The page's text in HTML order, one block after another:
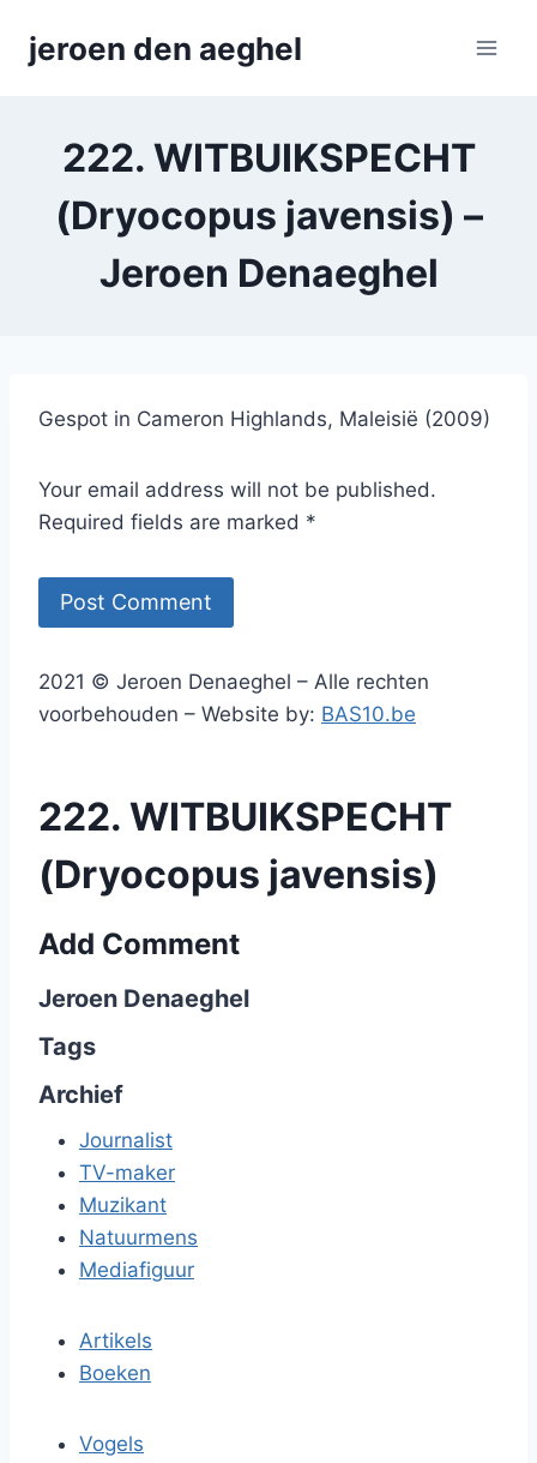
jeroen den aeghel
222. WITBUIKSPECHT
(Dryocopus javensis) –
Jeroen Denaeghel
Gespot in Cameron Highlands, Maleisië (2009)
Your email address will not be published.
Required fields are marked *
2021 © Jeroen Denaeghel – Alle rechten
voorbehouden – Website by: BAS10.be
222. WITBUIKSPECHT
(Dryocopus javensis)
Add Comment
Jeroen Denaeghel
Tags
Archief
Journalist
TV-maker
Muzikant
Natuurmens
Mediafiguur
Artikels
Boeken
Vogels